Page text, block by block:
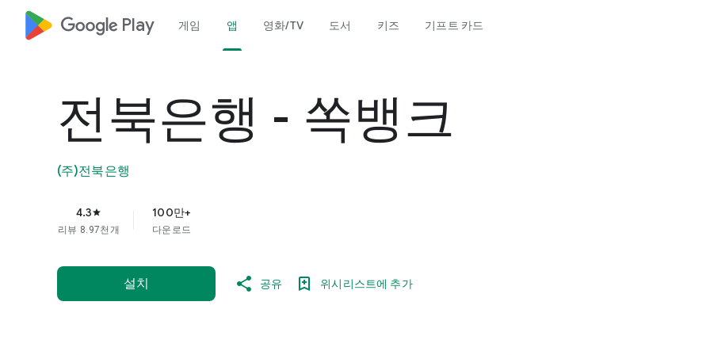
google_logo Play 게임 앱 영화/TV 도서 키즈 기프트 카드
전북은행 - 쏙뱅크
(주)전북은행
4.3star
리뷰 8.97천개
100만+
다운로드
설치 공유 위시리스트에 추가